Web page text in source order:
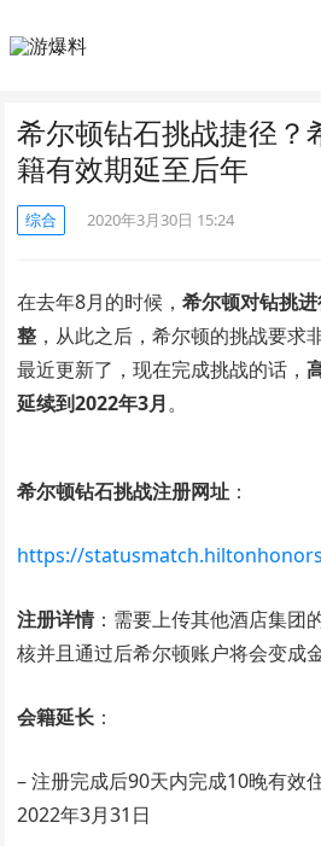
希尔顿钻石挑战捷径？
籍有效期延至后年
综合 2020年3月30日 15:24
在去年8月的时候，希尔顿对钻挑
整 ，从此之后，希尔顿的挑战要求
最近更新了，现在完成挑战的话，
延续到2022年3月。
希尔顿钻石挑战注册网址 ：
https://
注册详情：需要上传其他酒店集团
核并且通过后希尔顿账户将会变成
会籍延长 ：
– 注册完成后90天内完成10晚有效
2022年3月31日